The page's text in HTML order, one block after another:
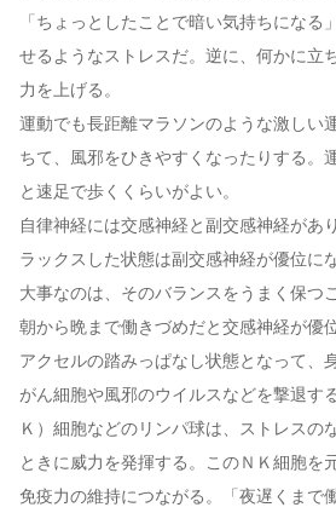
「ちょっとしたことで暗い気持ちになる
せるようなストレスだ。逆に、何かに立
力を上げる。
運動でも長距離マラソンのような激しい
ちて、風邪をひきやすくなったりする。
と速足で歩くくらいがよい。
自律神経には交感神経と副交感神経があ
ラックスした状態は副交感神経が優位に
大事なのは、そのバランスをうまく保つ
朝から晩まで働きづめだと交感神経が優
アクセルの踏みっぱなし状態となって、
がん細胞や風邪のウイルスなどを撃退す
Ｋ）細胞などのリンパ球は、ストレスの
ときに威力を発揮する。このＮＫ細胞を
免疫力の維持につながる。「夜遅くまで